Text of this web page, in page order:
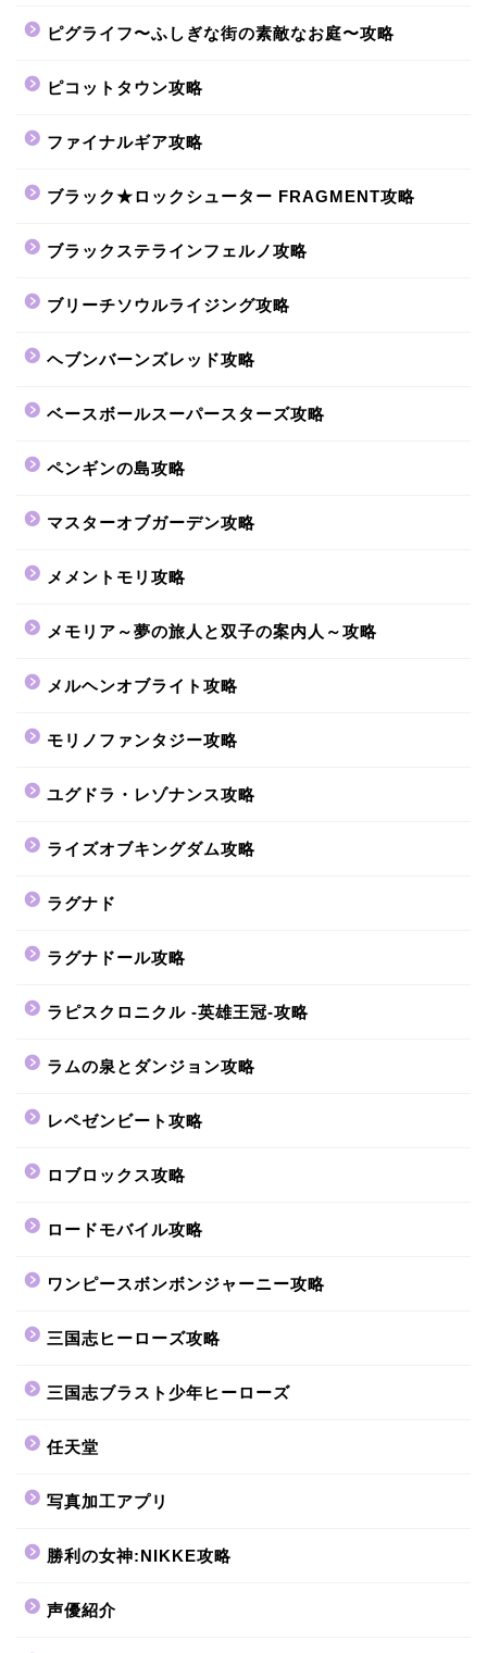
ピグライフ〜ふしぎな街の素敵なお庭〜攻略
ピコットタウン攻略
ファイナルギア攻略
ブラック★ロックシューター FRAGMENT攻略
ブラックステラインフェルノ攻略
ブリーチソウルライジング攻略
ヘブンバーンズレッド攻略
ベースボールスーパースターズ攻略
ペンギンの島攻略
マスターオブガーデン攻略
メメントモリ攻略
メモリア～夢の旅人と双子の案内人～攻略
メルヘンオブライト攻略
モリノファンタジー攻略
ユグドラ・レゾナンス攻略
ライズオブキングダム攻略
ラグナド
ラグナドール攻略
ラピスクロニクル -英雄王冠-攻略
ラムの泉とダンジョン攻略
レペゼンビート攻略
ロブロックス攻略
ロードモバイル攻略
ワンピースボンボンジャーニー攻略
三国志ヒーローズ攻略
三国志ブラスト少年ヒーローズ
任天堂
写真加工アプリ
勝利の女神:NIKKE攻略
声優紹介